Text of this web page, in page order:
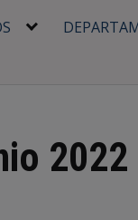
2022